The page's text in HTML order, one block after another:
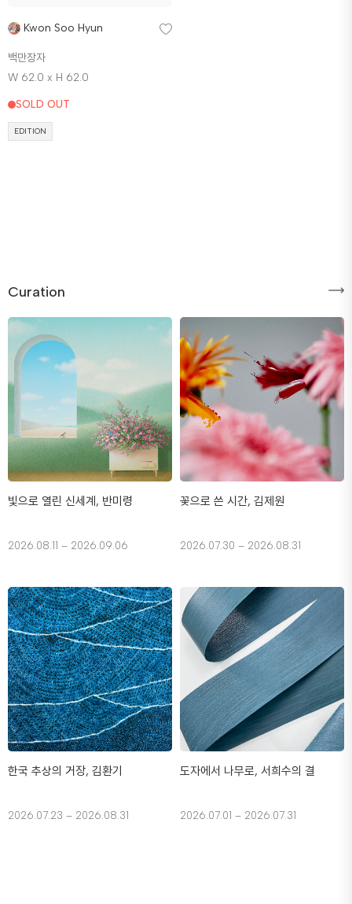
Kwon Soo Hyun
백만장자
W 62.0 x H 62.0
SOLD OUT
EDITION
Curation
빛으로 열린 신세계, 반미령
2026.08.11 – 2026.09.06
꽃으로 쓴 시간, 김제원
2026.07.30 – 2026.08.31
한국 추상의 거장, 김환기
2026.07.23 – 2026.08.31
도자에서 나무로, 서희수의 결
2026.07.01 – 2026.07.31